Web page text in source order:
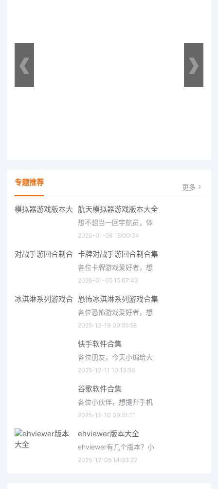
专题推荐 更多
航天模拟器游戏版本大全
想不想当一回宇航员，体
2026-01-08 15:00:34
卡牌对战手游回合制合集
各位卡牌游戏爱好者，想
2026-01-05 15:07:43
恐怖冰淇淋系列游戏合集
各位恐怖游戏爱好者，想
2025-12-19 09:55:58
快手软件合集
各位朋友，今天小编给大
2025-12-11 10:13:50
谷歌软件合集
各位小伙伴，想提升手机
2025-12-10 09:51:11
ehviewer版本大全
ehviewer有几个版本？小
2025-12-05 14:03:22